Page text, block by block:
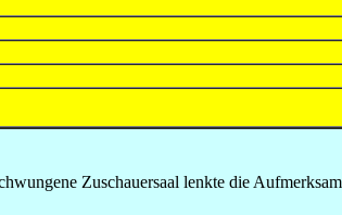
Zuschauersaal lenkte die